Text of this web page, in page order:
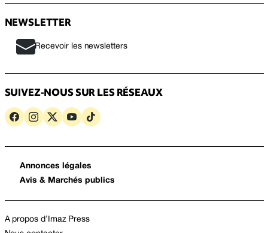
NEWSLETTER
Recevoir les newsletters
SUIVEZ-NOUS SUR LES RÉSEAUX
Annonces légales
Avis & Marchés publics
A propos d’Imaz Press